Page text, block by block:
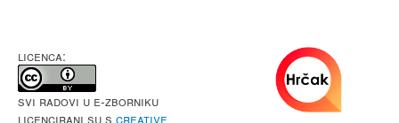
LICENCA:
Svi radovi u e-Zborniku
licencirani su s Creative